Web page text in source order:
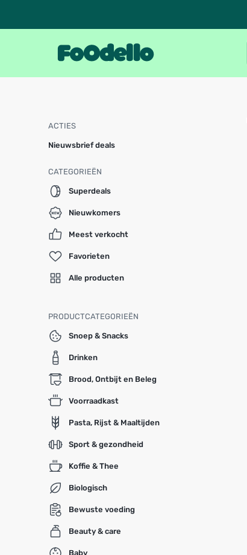
ACTIES
Nieuwsbrief deals
CATEGORIEËN
Superdeals
Nieuwkomers
Meest verkocht
Favorieten
Alle producten
PRODUCTCATEGORIEËN
Snoep & Snacks
Drinken
Brood, Ontbijt en Beleg
Voorraadkast
Pasta, Rijst & Maaltijden
Sport & gezondheid
Koffie & Thee
Biologisch
Bewuste voeding
Beauty & care
Baby